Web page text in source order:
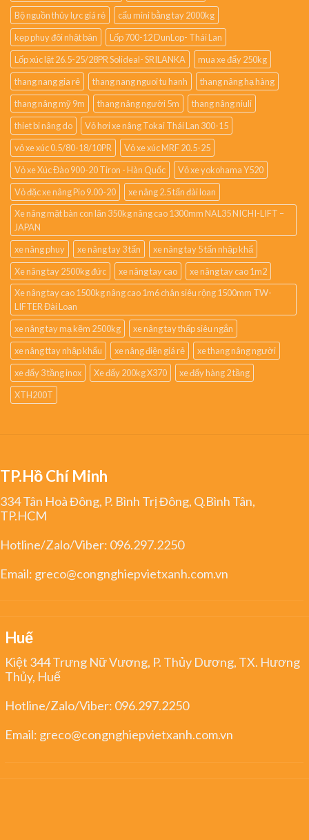
Bộ nguồn thủy lực giá rẻ
cẩu mini bằng tay 2000kg
kẹp phuy đôi nhật bản
Lốp 700-12 DunLop- Thái Lan
Lốp xúc lật 26.5-25/28PR Solideal- SRILANKA
mua xe đẩy 250kg
thang nang gia rẻ
thang nang nguoi tu hanh
thang nâng hạ hàng
thang nâng mỹ 9m
thang nâng người 5m
thang nâng niuli
thiet bi nâng do
Vỏ hơi xe nâng Tokai Thái Lan 300-15
vỏ xe xúc 0.5/80-18/10PR
Vỏ xe xúc MRF 20.5-25
Vỏ xe Xúc Đào 900-20 Tiron - Hàn Quốc
Vỏ xe yokohama Y520
Vỏ đặc xe nâng Pio 9.00-20
xe nâng 2.5 tấn đài loan
Xe nâng mặt bàn con lăn 350kg nâng cao 1300mm NAL35 NICHI-LIFT –
JAPAN
xe nâng phuy
xe nâng tay 3 tấn
xe nâng tay 5 tấn nhập khẩ
Xe nâng tay 2500kg đức
xe nâng tay cao
xe nâng tay cao 1m2
Xe nâng tay cao 1500kg nâng cao 1m6 chân siêu rộng 1500mm TW-
LIFTER Đài Loan
xe nâng tay mạ kẽm 2500kg
xe nâng tay thấp siêu ngắn
xe nâng ttay nhập khẩu
xe nâng điện giá rẻ
xe thang nâng người
xe đẩy 3 tầng inox
Xe đẩy 200kg X370
xe đẩy hàng 2 tầng
XTH200T
TP.Hồ Chí Minh
334 Tân Hoà Đông, P. Bình Trị Đông, Q.Bình Tân,
TP.HCM
Hotline/Zalo/Viber: 096.297.2250
Email: greco@congnghiepvietxanh.com.vn
Huế
Kiệt 344 Trưng Nữ Vương, P. Thủy Dương, TX. Hương
Thủy, Huế
Hotline/Zalo/Viber: 096.297.2250
Email: greco@congnghiepvietxanh.com.vn